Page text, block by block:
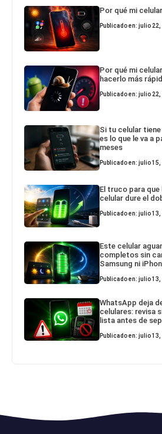
Por qué mi
Publicado en: julio 22,
Por qué mi
hacerlo más
Publicado en: julio 22,
Si tu celular
es lo que le va a
meses
Publicado en: julio 15,
El truco para
celular dure el
Publicado en: julio 13,
Este celular
completos sin
Samsung ni
Publicado en: julio 13,
WhatsApp deja
celulares: revisa
lista antes de
Publicado en: julio 13,